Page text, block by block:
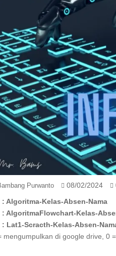
Purwanto 08/02/2024
: Algoritma-Kelas-Absen-Nama
: AlgoritmaFlowchart-Kelas-
: Lat1-Scracth-Kelas-Absen-
mengumpulkan di google drive, 0